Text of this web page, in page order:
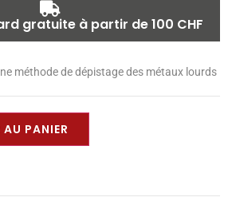
gratuite à partir de 100 CHF
méthode de dépistage des métaux lourds
PANIER